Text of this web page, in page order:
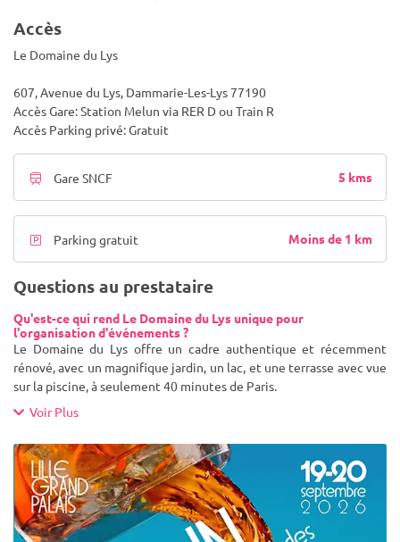
Accès
Le Domaine du Lys
607, Avenue du Lys, Dammarie-Les-Lys 77190
Accès Gare: Station Melun via RER D ou Train R
Accès Parking privé: Gratuit
Gare SNCF 5 kms
Parking gratuit Moins de 1 km
Questions au prestataire
Qu'est-ce qui rend Le Domaine du Lys unique pour
l'organisation d'événements ?
Le Domaine du Lys offre un cadre authentique et récemment
rénové, avec un magnifique jardin, un lac, et une terrasse avec vue
sur la piscine, à seulement 40 minutes de Paris.
Voir Plus